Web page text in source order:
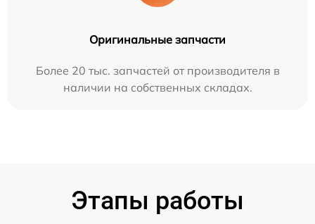
Оригинальные запчасти
Более 20 тыс. запчастей от производителя в
наличии на собственных складах.
Этапы работы